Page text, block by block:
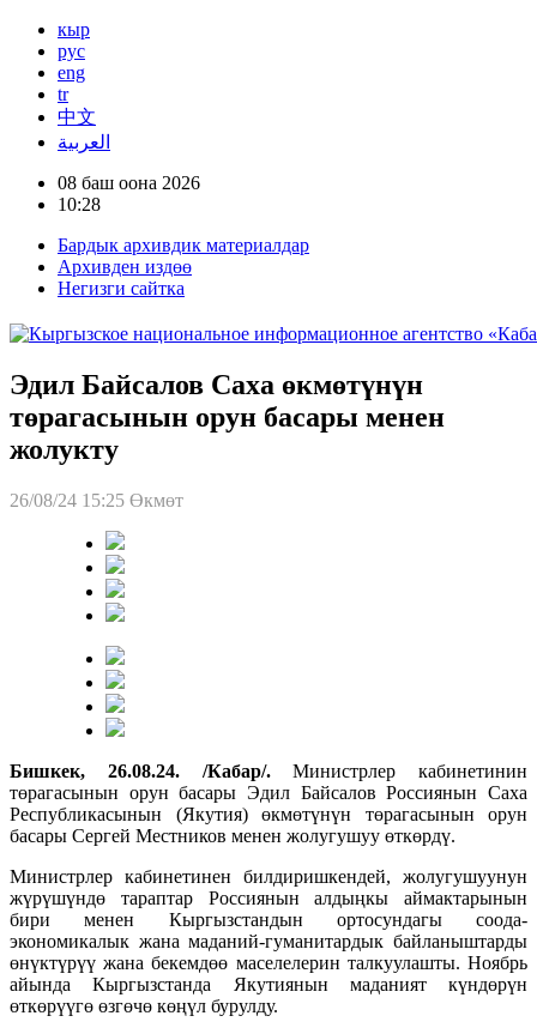
кыр
рус
eng
tr
中文
العربية
08 баш оона 2026
10:28
Бардык архивдик материалдар
Архивден издөө
Негизги сайтка
Эдил Байсалов Саха өкмөтүнүн
төрагасынын орун басары менен
жолукту
26/08/24 15:25 Өкмөт
Бишкек, 26.08.24. /Кабар/.Министрлер кабинетинин
төрагасынын орун басары Эдил Байсалов Россиянын Саха
Республикасынын (Якутия) өкмөтүнүн төрагасынын орун
басары Сергей Местников менен жолугушуу өткөрдү.
Министрлер кабинетинен билдиришкендей, жолугушуунун
жүрүшүндө тараптар Россиянын алдыңкы аймактарынын
бири менен Кыргызстандын ортосундагы соода-
экономикалык жана маданий-гуманитардык байланыштарды
өнүктүрүү жана бекемдөө маселелерин талкуулашты. Ноябрь
айында Кыргызстанда Якутиянын маданият күндөрүн
өткөрүүгө өзгөчө көңүл бурулду.